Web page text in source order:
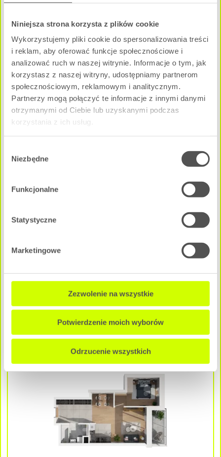
Niniejsza strona korzysta z plików cookie
Wykorzystujemy pliki cookie do spersonalizowania treści
i reklam, aby oferować funkcje społecznościowe i
analizować ruch w naszej witrynie. Informacje o tym, jak
korzystasz z naszej witryny, udostępniamy partnerom
społecznościowym, reklamowym i analitycznym.
Partnerzy mogą połączyć te informacje z innymi danymi
otrzymanymi od Ciebie lub uzyskanymi podczas
korzystania z ich usług.
zgody
Niezbędne
Funkcjonalne
Statystyczne
Marketingowe
Zezwolenie na wszystkie
Potwierdzenie moich wyborów
Odrzucenie wszystkich
2 pokoje|Parter
Pow. użytkowa:
46.91 m 2
Cena całkowita mieszkania:
546 502 zł
A - E1M3
2 pokoje
46.91 m2
Cena całkowita mieszkania:
A - E3M3